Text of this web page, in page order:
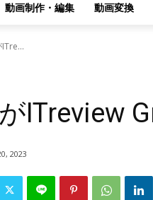
動画制作・編集 動画変換
ITreview
2023